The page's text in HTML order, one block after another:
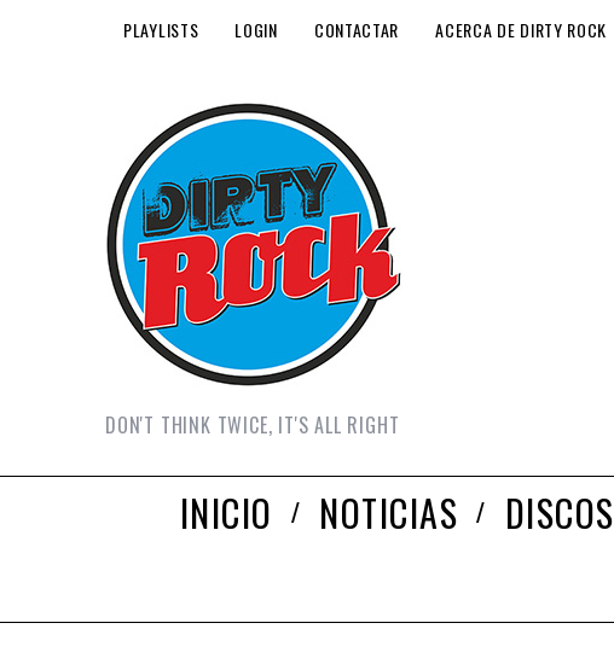
PLAYLISTS LOGIN CONTACTAR ACERCA DE DIRTY ROCK
DON'T THINK TWICE, IT'S ALL RIGHT
INICIO NOTICIAS DISCOS